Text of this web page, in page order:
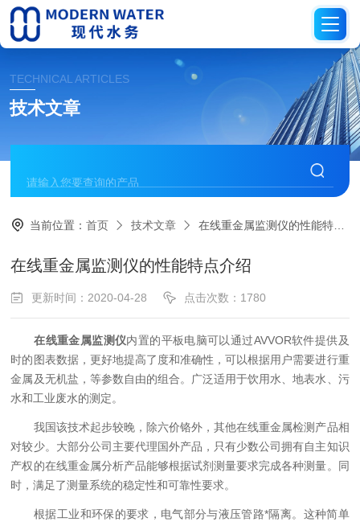
TECHNICAL ARTICLES
技术文章
当前位置：首页 技术文章 在线重金属监测仪的性能特点介绍
在线重金属监测仪的性能特点介绍
更新时间：2020-04-28 点击次数：1780
在线重金属监测仪内置的平板电脑可以通过AVVOR软件提供及
时的图表数据，更好地提高了度和准确性，可以根据用户需要进行重
金属及无机盐，等参数自由的组合。广泛适用于饮用水、地表水、污
水和工业废水的测定。
我国该技术起步较晚，除六价铬外，其他在线重金属检测产品相
对较少。大部分公司主要代理国外产品，只有少数公司拥有自主知识
产权的在线重金属分析产品能够根据试剂测量要求完成各种测量。同
时，满足了测量系统的稳定性和可靠性要求。
根据工业和环保的要求，电气部分与液压管路*隔离。这种简单